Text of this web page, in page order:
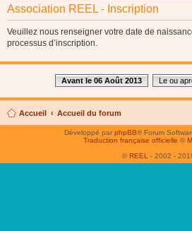
Association REEL - Inscription
Veuillez nous renseigner votre date de
processus d’inscription.
Avant le 06 Août 2013 Le ou
Accueil Accueil du forum
Développé parphpBB® Forum
Traduction française officielle ©
© REEL - 2002 -